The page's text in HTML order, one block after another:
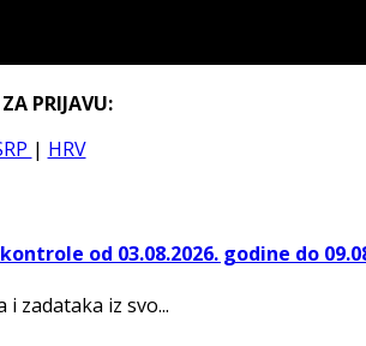
PRIJAVU:
| HRV
od 03.08.2026. godine do
zadataka iz svo...